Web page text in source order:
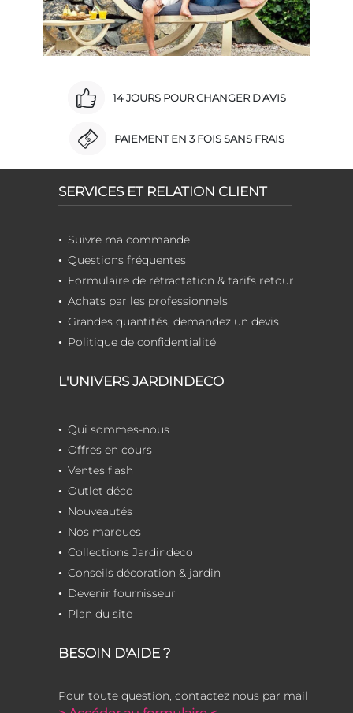
14 JOURS POUR CHANGER D'AVIS
PAIEMENT EN 3 FOIS SANS FRAIS
SERVICES ET RELATION CLIENT
Suivre ma commande
Questions fréquentes
Formulaire de rétractation & tarifs retour
Achats par les professionnels
Grandes quantités, demandez un devis
Politique de confidentialité
L'UNIVERS JARDINDECO
Qui sommes-nous
Offres en cours
Ventes flash
Outlet déco
Nouveautés
Nos marques
Collections Jardindeco
Conseils décoration & jardin
Devenir fournisseur
Plan du site
BESOIN D'AIDE ?
Pour toute question, contactez nous par mail